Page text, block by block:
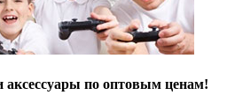
по оптовым ценам!